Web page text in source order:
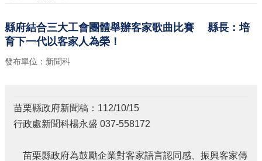
民
服
務
個
人
縣府結合三大工會團體舉辦客家歌曲比賽 縣長：培
育下一代以客家人為榮！
發布單位：新聞科
苗栗縣政府新聞稿：112/10/15
行政處新聞科楊永盛 037-558172
苗栗縣政府為鼓勵企業對客家語言認同感、振興客家傳